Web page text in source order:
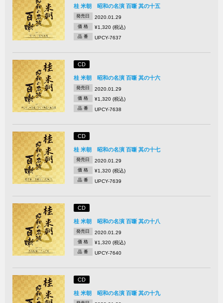
桂 米朝 昭和の名演 百噺 其の十五
発売日 2020.01.29
価 格 ¥1,320 (税込)
品 番 UPCY-7637
CD
桂 米朝 昭和の名演 百噺 其の十六
発売日 2020.01.29
価 格 ¥1,320 (税込)
品 番 UPCY-7638
CD
桂 米朝 昭和の名演 百噺 其の十七
発売日 2020.01.29
価 格 ¥1,320 (税込)
品 番 UPCY-7639
CD
桂 米朝 昭和の名演 百噺 其の十八
発売日 2020.01.29
価 格 ¥1,320 (税込)
品 番 UPCY-7640
CD
桂 米朝 昭和の名演 百噺 其の十九